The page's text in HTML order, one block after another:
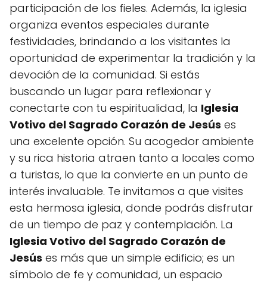
participación de los fieles. Además, la iglesia
organiza eventos especiales durante
festividades, brindando a los visitantes la
oportunidad de experimentar la tradición y la
devoción de la comunidad. Si estás
buscando un lugar para reflexionar y
conectarte con tu espiritualidad, la Iglesia
Votivo del Sagrado Corazón de Jesús es
una excelente opción. Su acogedor ambiente
y su rica historia atraen tanto a locales como
a turistas, lo que la convierte en un punto de
interés invaluable. Te invitamos a que visites
esta hermosa iglesia, donde podrás disfrutar
de un tiempo de paz y contemplación. La
Iglesia Votivo del Sagrado Corazón de
Jesús es más que un simple edificio; es un
símbolo de fe y comunidad, un espacio